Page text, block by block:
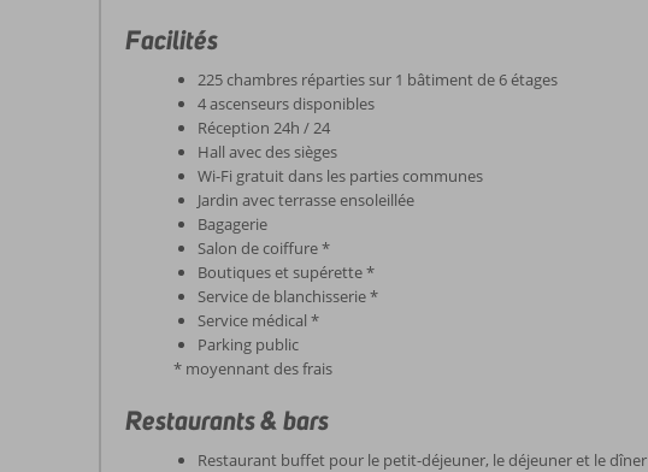
Facilités
225 chambres réparties sur 1 bâtiment de 6 étages
4 ascenseurs disponibles
Réception 24h / 24
Hall avec des sièges
Wi-Fi gratuit dans les parties communes
Jardin avec terrasse ensoleillée
Bagagerie
Salon de coiffure *
Boutiques et supérette *
Service de blanchisserie *
Service médical *
Parking public
* moyennant des frais
Restaurants & bars
Restaurant buffet pour le petit-déjeuner, le déjeuner et le dîner